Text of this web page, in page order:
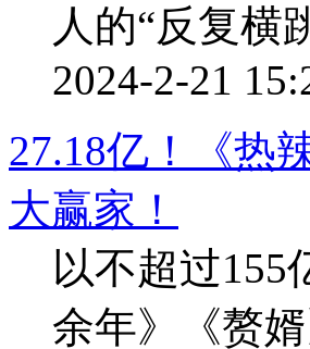
人的“反复横
2024-2-21
27.18亿！《热
大赢家！
以不超过155
余年》《赘